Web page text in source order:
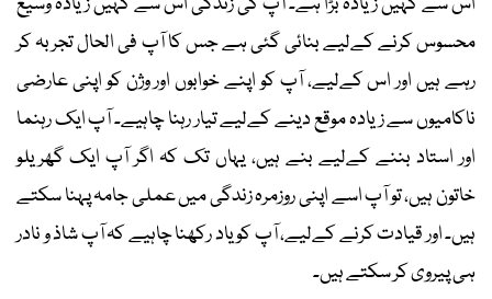
محسوس کرنے کےلیے بنائی گئی ہے جس کا آپ فی الحال تجربہ کر
رہے ہیں اور اس کےلیے، آپ کو اپنے خوابوں اور وژن کو اپنی عارضی
ناکامیوں سے زیادہ موقع دینے کےلیے تیار رہنا چاہیے۔ آپ ایک رہنما
اور استاد بننے کےلیے بنے ہیں، یہاں تک کہ اگر آپ ایک گھریلو
خاتون ہیں، تو آپ اسے اپنی روزمرہ زندگی میں عملی جامہ پہنا سکتے
ہیں۔ اور قیادت کرنے کےلیے، آپ کو یاد رکھنا چاہیے کہ آپ شاذ و نادر
ہی پیروی کر سکتے ہیں۔